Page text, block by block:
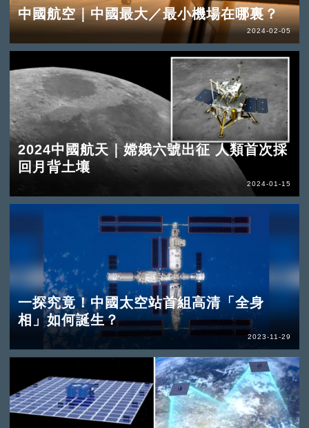
中國航空｜中國最大／最小機場在哪裏？
2024-02-05
2024中國航天｜嫦娥六號出征 人類首次採
回月背土壤
2024-01-15
一探究竟！中國太空站首組高清「全身
相」如何誕生？
2023-11-29